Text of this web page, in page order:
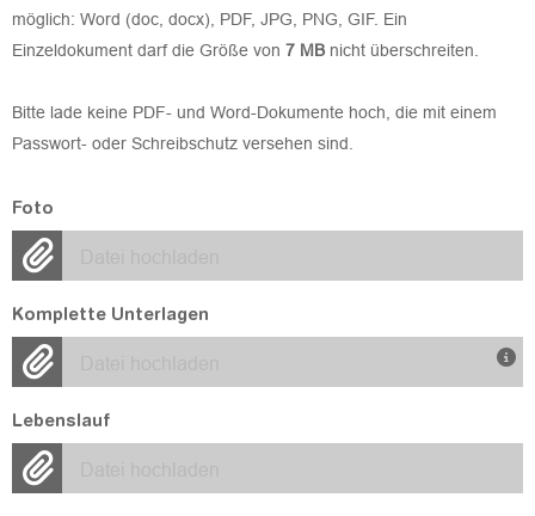
möglich: Word (doc, docx), PDF, JPG, PNG, GIF. Ein
Einzeldokument darf die Größe von 7 MB nicht überschreiten.
Bitte lade keine PDF- und Word-Dokumente hoch, die mit einem
Passwort- oder Schreibschutz versehen sind.
Foto
Komplette Unterlagen
Lebenslauf